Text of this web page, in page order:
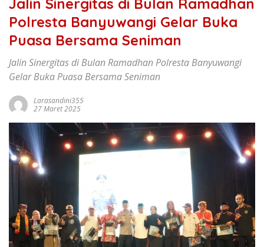
Jalin Sinergitas di Bulan Ramadhan
Polresta Banyuwangi Gelar Buka
Puasa Bersama Seniman
Jalin Sinergitas di Bulan Ramadhan Polresta Banyuwangi
Gelar Buka Puasa Bersama Seniman
Larasandini355
27 Maret 2025